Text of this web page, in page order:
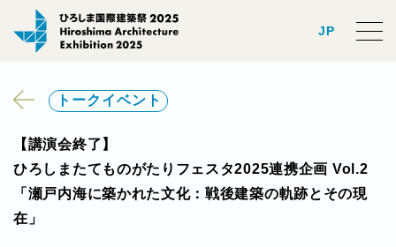
JP
トークイベント
【講演会終了】
ひろしまたてものがたりフェスタ2025連携企画 Vol.2
「瀬戸内海に築かれた文化：戦後建築の軌跡とその現
在」